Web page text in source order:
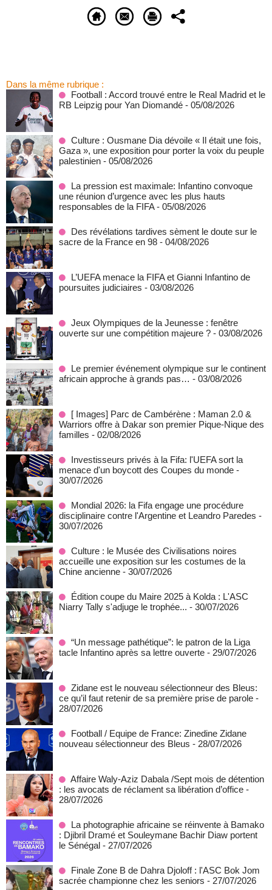
Dans la même rubrique :
Football : Accord trouvé entre le Real Madrid et le
RB Leipzig pour Yan Diomandé - 05/08/2026
Culture : Ousmane Dia dévoile « Il était une fois,
Gaza », une exposition pour porter la voix du peuple
palestinien - 05/08/2026
La pression est maximale: Infantino convoque
une réunion d’urgence avec les plus hauts
responsables de la FIFA - 05/08/2026
Des révélations tardives sèment le doute sur le
sacre de la France en 98 - 04/08/2026
L’UEFA menace la FIFA et Gianni Infantino de
poursuites judiciaires - 03/08/2026
Jeux Olympiques de la Jeunesse : fenêtre
ouverte sur une compétition majeure ? - 03/08/2026
Le premier événement olympique sur le continent
africain approche à grands pas… - 03/08/2026
[ Images] Parc de Cambérène : Maman 2.0 &
Warriors offre à Dakar son premier Pique-Nique des
familles - 02/08/2026
Investisseurs privés à la Fifa: l'UEFA sort la
menace d'un boycott des Coupes du monde -
30/07/2026
Mondial 2026: la Fifa engage une procédure
disciplinaire contre l'Argentine et Leandro Paredes -
30/07/2026
Culture : le Musée des Civilisations noires
accueille une exposition sur les costumes de la
Chine ancienne - 30/07/2026
Édition coupe du Maire 2025 à Kolda : L'ASC
Niarry Tally s'adjuge le trophée... - 30/07/2026
“Un message pathétique”: le patron de la Liga
tacle Infantino après sa lettre ouverte - 29/07/2026
Zidane est le nouveau sélectionneur des Bleus:
ce qu’il faut retenir de sa première prise de parole -
28/07/2026
Football / Equipe de France: Zinedine Zidane
nouveau sélectionneur des Bleus - 28/07/2026
Affaire Waly-Aziz Dabala /Sept mois de détention
: les avocats de réclament sa libération d’office -
28/07/2026
La photographie africaine se réinvente à Bamako
: Djibril Dramé et Souleymane Bachir Diaw portent
le Sénégal - 27/07/2026
Finale Zone B de Dahra Djoloff : l'ASC Bok Jom
sacrée championne chez les seniors - 27/07/2026